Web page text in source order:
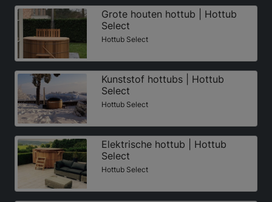
Grote houten hottub | Hottub
Select
Hottub Select
Kunststof hottubs | Hottub
Select
Hottub Select
Elektrische hottub | Hottub
Select
Hottub Select